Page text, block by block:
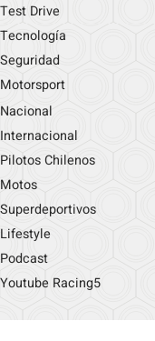
Test Drive
Tecnología
Seguridad
Motorsport
Nacional
Internacional
Pilotos Chilenos
Motos
Superdeportivos
Lifestyle
Podcast
Youtube Racing5